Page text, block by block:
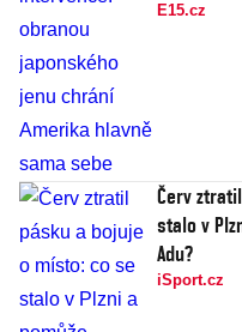
E15.cz
Červ
stalo v
Adu?
iSport.cz